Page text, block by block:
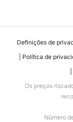
Definições de
Política de
Os preços
Número